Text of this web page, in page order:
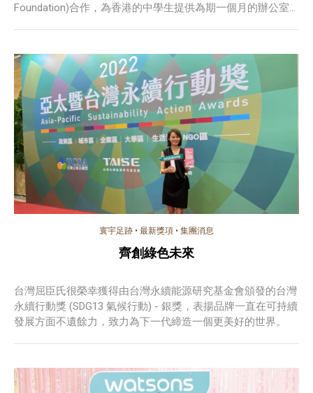
Foundation)合作，為香港的中學生提供為期一個月的辦公室
寰宇足跡 • 最新獎項 • 集團消息
齊創綠色未來
台灣屈臣氏很榮幸獲得由台灣永續能源研究基金會頒發的台灣
永續行動獎 (SDG13 氣候行動) - 銀獎，表揚品牌一直在可持續
發展方面不遺餘力，致力為下一代締造一個更美好的世界。